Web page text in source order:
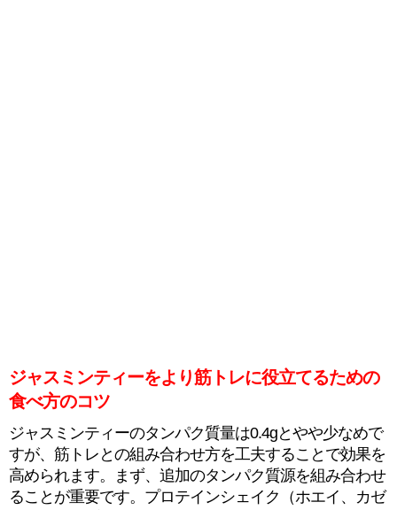
ジャスミンティーをより筋トレに役立てるための
食べ方のコツ
ジャスミンティーのタンパク質量は0.4gとやや少なめで
すが、筋トレとの組み合わせ方を工夫することで効果を
高められます。まず、追加のタンパク質源を組み合わせ
ることが重要です。プロテインシェイク（ホエイ、カゼ